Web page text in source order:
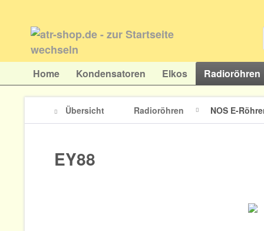
Home Kondensatoren Elkos Radioröhren
Übersicht Radioröhren NOS E-
EY88